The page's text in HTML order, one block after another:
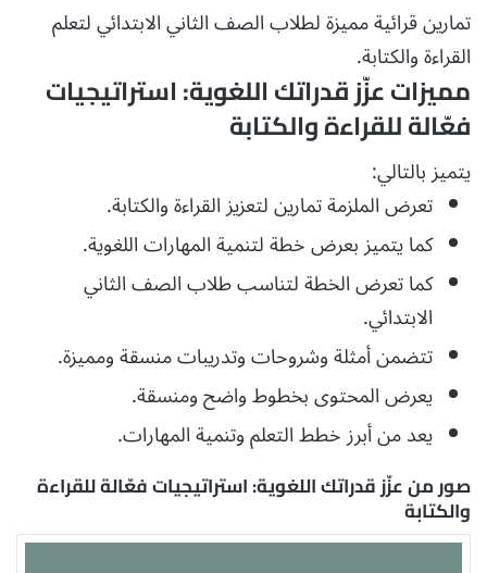
تمارين قرائية مميزة لطلاب الصف الثاني الابتدائي لتعلم
القراءة والكتابة.
مميزات عزّز قدراتك اللغوية: استراتيجيات
فعّالة للقراءة والكتابة
يتميز بالتالي:
تعرض الملزمة تمارين لتعزيز القراءة والكتابة.
كما يتميز بعرض خطة لتنمية المهارات اللغوية.
كما تعرض الخطة لتناسب طلاب الصف الثاني
الابتدائي.
تتضمن أمثلة وشروحات وتدريبات منسقة ومميزة.
يعرض المحتوى بخطوط واضح ومنسقة.
يعد من أبرز خطط التعلم وتنمية المهارات.
صور من عزّز قدراتك اللغوية: استراتيجيات فعّالة للقراءة
والكتابة